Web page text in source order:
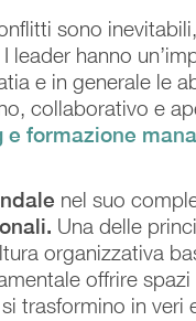
sono
I leader hanno
e in generale le
collaborativo e
e formazione
nel suo
Una delle
organizzativa
offrire
trasformino in veri